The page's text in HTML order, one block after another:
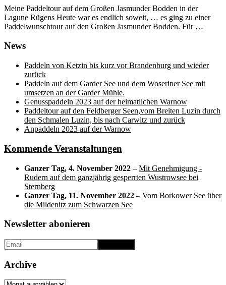
Meine Paddeltour auf dem Großen Jasmunder Bodden in der
Lagune Rügens Heute war es endlich soweit, … es ging zu einer
Paddelwunschtour auf den Großen Jasmunder Bodden. Für …
News
Paddeln von Ketzin bis kurz vor Brandenburg und wieder
zurück
Paddeln auf dem Garder See und dem Woseriner See mit
umsetzen an der Garder Mühle.
Genusspaddeln 2023 auf der heimatlichen Warnow
Paddeltour auf den Feldberger Seen,vom Breiten Luzin durch
den Schmalen Luzin, bis nach Carwitz und zurück
Anpaddeln 2023 auf der Warnow
Kommende Veranstaltungen
Ganzer Tag, 4. November 2022 – Mit Genehmigung -
Rudern auf dem ganzjährig gesperrten Wustrowsee bei
Sternberg
Ganzer Tag, 11. November 2022 – Vom Borkower See über
die Mildenitz zum Schwarzen See
Newsletter abonieren
Archive